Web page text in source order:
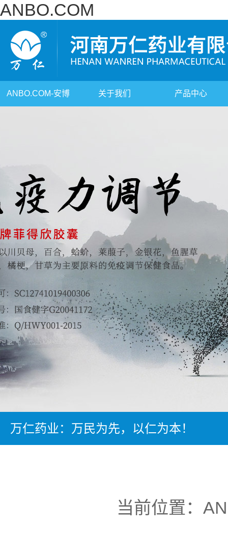
ANBO.COM
ANBO.COM-安博 关于我们 产品中心
万仁药业：万民为先，以仁为本！
当前位置：